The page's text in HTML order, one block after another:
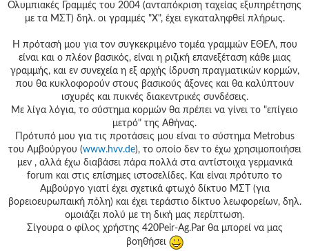
Ολυμπιακές Γραμμές του 2004 (ανταπόκριση ταχείας εξυπηρέτησης
με τα ΜΣΤ) δηλ. οι γραμμές "Χ", έχει εγκαταληφθεί πλήρως.
Η πρότασή μου για τον συγκεκριμένο τομέα γραμμών ΕΘΕΛ, που
είναι και ο πλέον βασικός, είναι η ριζική επανεξέταση κάθε μιας
γραμμής, και εν συνεχεία η εξ αρχής ίδρυση πραγματικών κορμών,
που θα κυκλοφορούν στους βασικούς άξονες και θα καλύπτουν
ισχυρές και πυκνές διακεντρικές συνδέσεις.
Με λίγα λόγια, το σύστημα κορμών θα πρέπει να γίνει το "επίγειο
μετρό" της Αθήνας.
Πρότυπό μου για τις προτάσεις μου είναι το σύστημα Metrobus
του Αμβούργου (www.hvv.de), το οποίο δεν το έχω χρησιμοποιήσει
μεν , αλλά έχω διαβάσει πάρα πολλά στα αντίστοιχα γερμανικά
forum και στις επίσημες ιστοσελίδες. Και είναι πρότυπο το
Αμβούργο γιατί έχει σχετικά φτωχό δίκτυο ΜΣΤ (για
βορειοευρωπαική πόλη) και έχει τεράστιο δίκτυο λεωφορείων, δηλ.
ομοιάζει πολύ με τη δική μας περίπτωση.
Σίγουρα ο φίλος χρήστης 420Peir-Ag.Par θα μπορεί να μας
βοηθήσει